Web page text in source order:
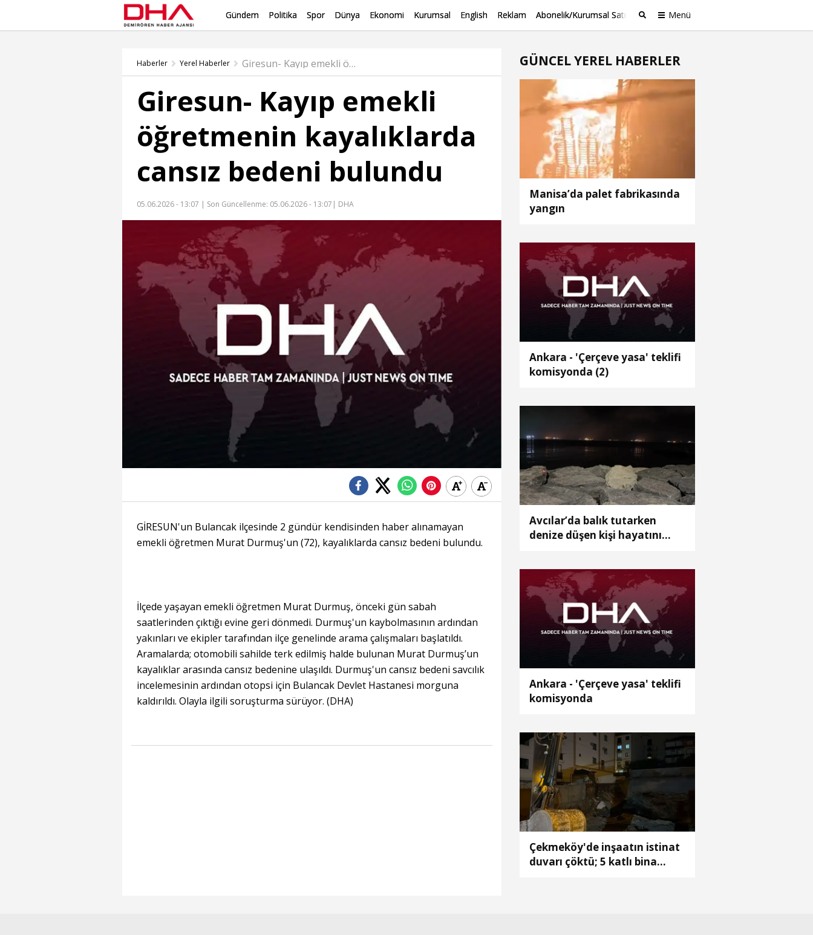
Gündem Politika Spor Dünya Ekonomi Kurumsal English Reklam Abonelik/Kurumsal Satış Menü
Haberler Yerel Haberler Giresun- Kayıp emekli öğretmenin kayalıklarda cansız bedeni bulundu Haber
Giresun- Kayıp emekli
öğretmenin kayalıklarda
cansız bedeni bulundu
05.06.2026 - 13:07 | Son Güncellenme: 05.06.2026 - 13:07 | DHA
GİRESUN'un Bulancak ilçesinde 2 gündür kendisinden haber alınamayan
emekli öğretmen Murat Durmuş'un (72), kayalıklarda cansız bedeni bulundu.
İlçede yaşayan emekli öğretmen Murat Durmuş, önceki gün sabah
saatlerinden çıktığı evine geri dönmedi. Durmuş'un kaybolmasının ardından
yakınları ve ekipler tarafından ilçe genelinde arama çalışmaları başlatıldı.
Aramalarda; otomobili sahilde terk edilmiş halde bulunan Murat Durmuş’un
kayalıklar arasında cansız bedenine ulaşıldı. Durmuş'un cansız bedeni savcılık
incelemesinin ardından otopsi için Bulancak Devlet Hastanesi morguna
kaldırıldı. Olayla ilgili soruşturma sürüyor. (DHA)
GÜNCEL YEREL HABERLER
Manisa’da palet fabrikasında
yangın
Ankara - 'Çerçeve yasa' teklifi
komisyonda (2)
Avcılar’da balık tutarken
denize düşen kişi hayatını
Ankara - 'Çerçeve yasa' teklifi
komisyonda
Çekmeköy'de inşaatın istinat
duvarı çöktü; 5 katlı bina